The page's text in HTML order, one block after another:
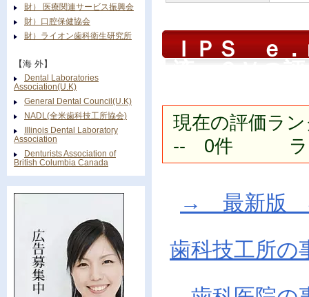
ＩＰＳ ｅ
現在の評価
-- 0件 ラ
→ 最新版
歯科技工所の
財） 医療関連サービス振興会
財）口腔保健協会
財）ライオン歯科衛生研究所
【海 外】
Dental Laboratories
Association(U.K)
General Dental Council(U.K)
NADL(全米歯科技工所協会)
Illinois Dental Laboratory
Association
Denturists Association of
British Columbia Canada